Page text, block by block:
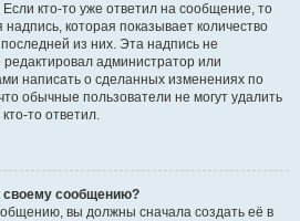
кто-то уже ответил на сообщение, то
которая показывает количество
из них. Эта надпись не
администратор или
написать о сделанных изменениях по
обычные пользователи не могут удалить
то ответил.
своему сообщению?
вы должны сначала создать её в